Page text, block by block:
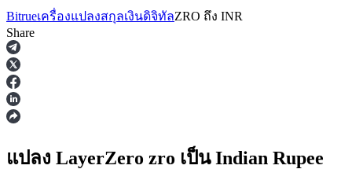
ฟิวเจอร์ส
Bitrueเครื่องแปลงสกุลเงินดิจิทัลZRO ถึง INR
Share
แปลง LayerZero zro เป็น Indian Rupee